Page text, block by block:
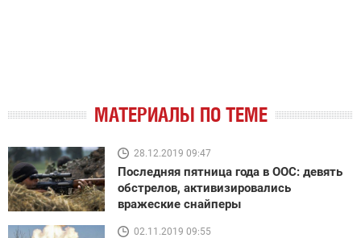
МАТЕРИАЛЫ ПО ТЕМЕ
28.12.2019 09:47
Последняя пятница года в ООС: девять
обстрелов, активизировались
вражеские снайперы
02.11.2019 09:55